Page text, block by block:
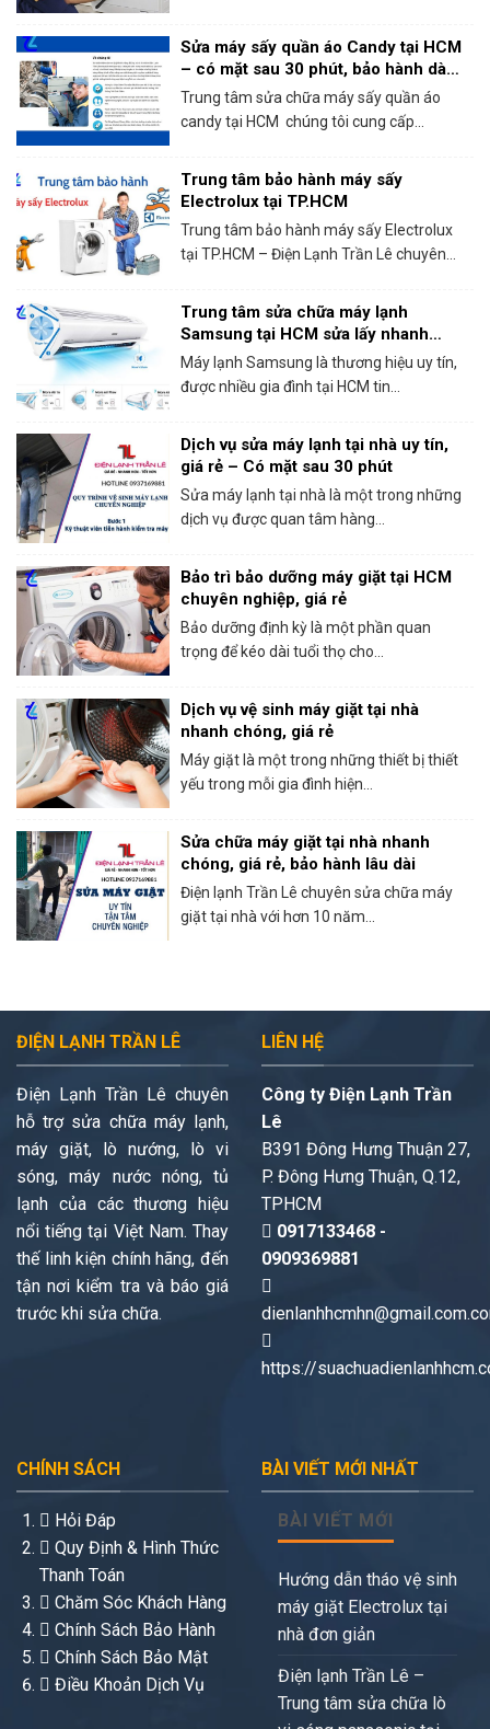
Sửa máy sấy quần áo Candy tại HCM
– có mặt sau 30 phút, bảo hành dài
hạn!
Trung tâm sửa chữa máy sấy quần áo
candy tại HCM chúng tôi cung cấp...
Trung tâm bảo hành máy sấy
Electrolux tại TP.HCM
Trung tâm bảo hành máy sấy Electrolux
tại TP.HCM – Điện Lạnh Trần Lê chuyên...
Trung tâm sửa chữa máy lạnh
Samsung tại HCM sửa lấy nhanh
trong ngày
Máy lạnh Samsung là thương hiệu uy tín,
được nhiều gia đình tại HCM tin...
Dịch vụ sửa máy lạnh tại nhà uy tín,
giá rẻ – Có mặt sau 30 phút
Sửa máy lạnh tại nhà là một trong những
dịch vụ được quan tâm hàng...
Bảo trì bảo dưỡng máy giặt tại HCM
chuyên nghiệp, giá rẻ
Bảo dưỡng định kỳ là một phần quan
trọng để kéo dài tuổi thọ cho...
Dịch vụ vệ sinh máy giặt tại nhà
nhanh chóng, giá rẻ
Máy giặt là một trong những thiết bị thiết
yếu trong mỗi gia đình hiện...
Sửa chữa máy giặt tại nhà nhanh
chóng, giá rẻ, bảo hành lâu dài
Điện lạnh Trần Lê chuyên sửa chữa máy
giặt tại nhà với hơn 10 năm...
ĐIỆN LẠNH TRẦN LÊ
Điện Lạnh Trần Lê chuyên
hỗ trợ sửa chữa máy lạnh,
máy giặt, lò nướng, lò vi
sóng, máy nước nóng, tủ
lạnh của các thương hiệu
nổi tiếng tại Việt Nam. Thay
thế linh kiện chính hãng, đến
tận nơi kiểm tra và báo giá
trước khi sửa chữa.
LIÊN HỆ
Công ty Điện Lạnh Trần
Lê
B391 Đông Hưng Thuận 27,
P. Đông Hưng Thuận, Q.12,
TPHCM
0917133468 -
0909369881
https://
CHÍNH SÁCH
Hỏi Đáp
Quy Định & Hình Thức
Thanh Toán
Chăm Sóc Khách Hàng
Chính Sách Bảo Hành
Chính Sách Bảo Mật
Điều Khoản Dịch Vụ
BÀI VIẾT MỚI NHẤT
BÀI VIẾT MỚI
Hướng dẫn tháo vệ sinh
máy giặt Electrolux tại
nhà đơn giản
Điện lạnh Trần Lê –
Trung tâm sửa chữa lò